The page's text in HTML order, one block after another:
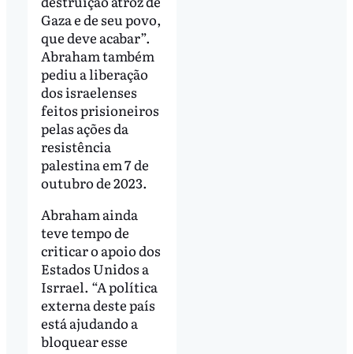
Gaza e de seu povo,
que deve acabar”.
Abraham também
pediu a liberação
dos israelenses
feitos prisioneiros
pelas ações da
resistência
palestina em 7 de
outubro de 2023.
Abraham ainda
teve tempo de
criticar o apoio dos
Estados Unidos a
Isrrael. “A política
externa deste país
está ajudando a
bloquear esse